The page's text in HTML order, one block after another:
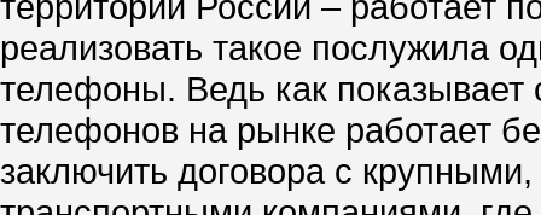
реализовать такое послужила
телефоны. Ведь как показывает
телефонов на рынке работает
заключить договора с